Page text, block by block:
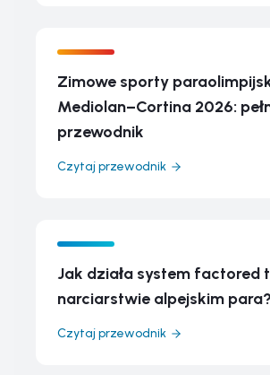
Zimowe sporty
Mediolan–Cortina 2026:
przewodnik
Czytaj przewodnik
Jak działa system factored
narciarstwie alpejskim para?
Czytaj przewodnik